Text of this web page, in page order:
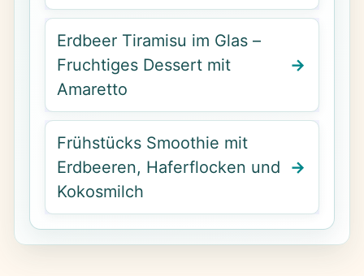
Erdbeer Tiramisu im Glas –
Fruchtiges Dessert mit
Amaretto
Frühstücks Smoothie mit
Erdbeeren, Haferflocken und
Kokosmilch